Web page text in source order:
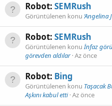
Robot: SEMRush
Görüntülenen konu ‘Angelina
Robot: SEMRush
Görüntülenen konuİnfaz
görevden aldılar Az önce
Robot: Bing
Görüntülenen konu Taşacak
Aşkını kabul etti Az önce